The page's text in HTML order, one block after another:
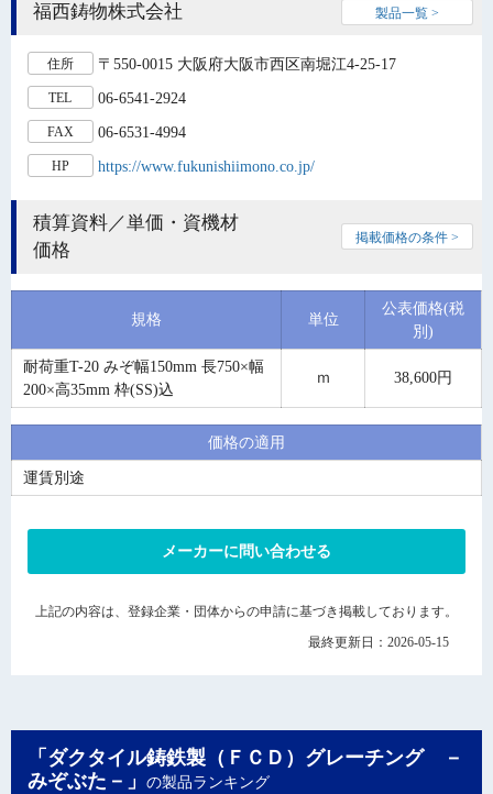
福西鋳物株式会社 製品一覧 >
住所 〒550-0015 大阪府大阪市西区南堀江4-25-17
TEL 06-6541-2924
FAX 06-6531-4994
HP https://www.fukunishiimono.co.jp/
積算資料／単価・資機材
価格
掲載価格の条件 >
規格 単位
公表価格(税
別)
耐荷重T-20 みぞ幅150mm 長750×幅
200×高35mm 枠(SS)込
ｍ 38,600円
価格の適用
運賃別途
メーカーに問い合わせる
上記の内容は、登録企業・団体からの申請に基づき掲載しております。
最終更新日：2026-05-15
「ダクタイル鋳鉄製（ＦＣＤ）グレーチング －
みぞぶた－」
の製品ランキング